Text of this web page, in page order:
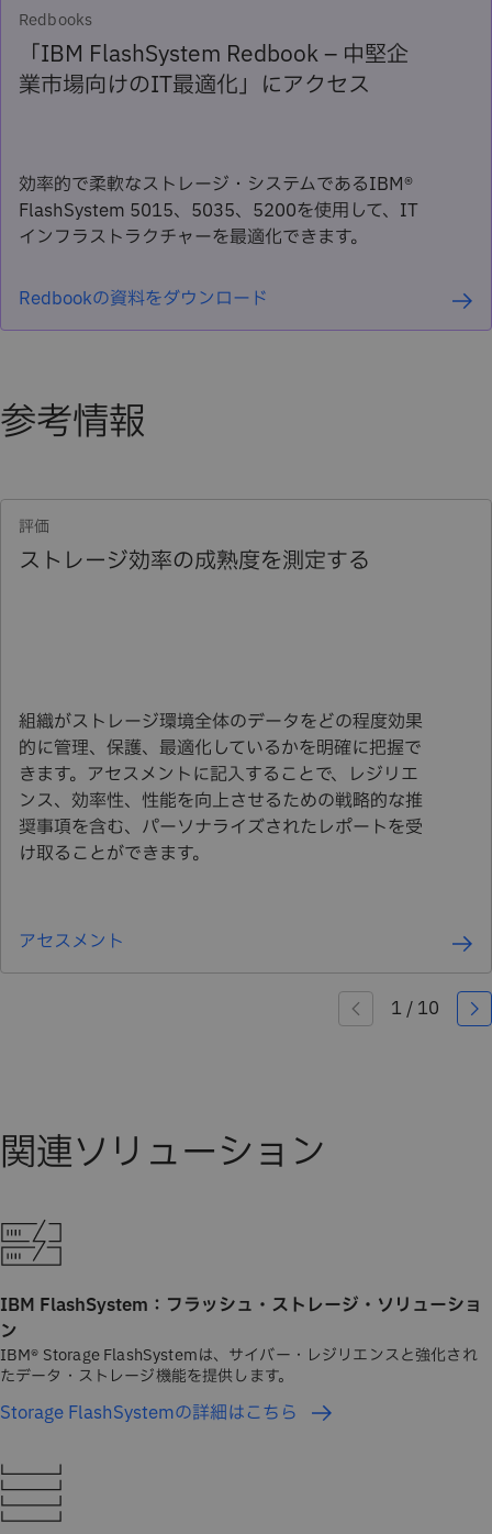
Redbooks
「IBM FlashSystem Redbook – 中堅企
業市場向けのIT最適化」にアクセス
効率的で柔軟なストレージ・システムであるIBM®
FlashSystem 5015、5035、5200を使用して、IT
インフラストラクチャーを最適化できます。
Redbookの資料をダウンロード
参考情報
評価
ストレージ効率の成熟度を測定する
組織がストレージ環境全体のデータをどの程度効果
的に管理、保護、最適化しているかを明確に把握で
きます。アセスメントに記入することで、レジリエ
ンス、効率性、性能を向上させるための戦略的な推
奨事項を含む、パーソナライズされたレポートを受
け取ることができます。
アセスメント
IBM FlashSystem：フラッシュ・ストレージ・ソリューショ
ン
IBM® Storage FlashSystemは、サイバー・レジリエンスと強化され
たデータ・ストレージ機能を提供します。
Storage FlashSystemの詳細はこちら